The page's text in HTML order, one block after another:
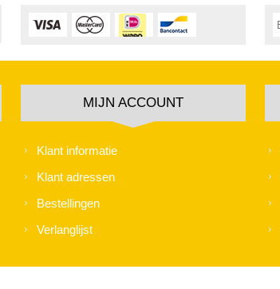
MIJN ACCOUNT
Klant informatie
Klant adressen
Bestellingen
Verlanglijst